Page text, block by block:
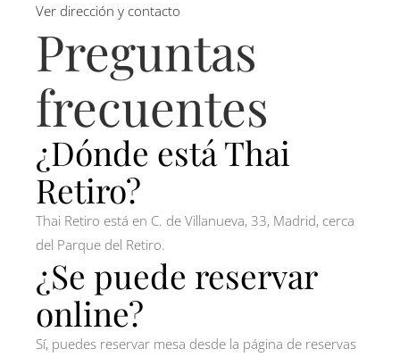
Ver dirección y contacto
Preguntas
frecuentes
¿Dónde está Thai
Retiro?
Thai Retiro está en C. de Villanueva, 33, Madrid, cerca
del Parque del Retiro.
¿Se puede reservar
online?
Sí, puedes reservar mesa desde la página de reservas